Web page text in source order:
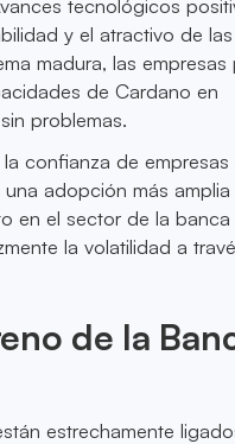
tecnológicos
y el atractivo de las
madura, las empresas
de Cardano en
problemas.
confianza de empresas
adopción más amplia
en el sector de la
la volatilidad a
de la
estrechamente